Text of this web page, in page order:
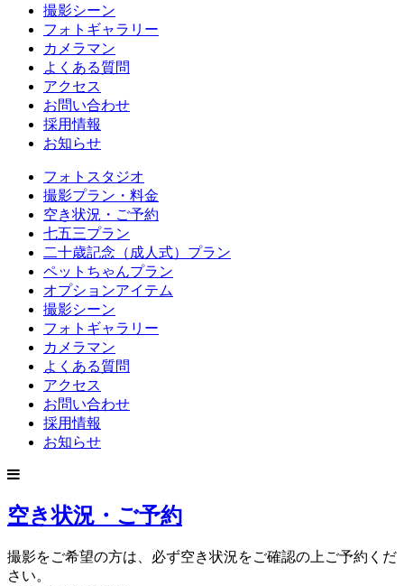
撮影シーン
フォトギャラリー
カメラマン
よくある質問
アクセス
お問い合わせ
採用情報
お知らせ
フォトスタジオ
撮影プラン・料金
空き状況・ご予約
七五三プラン
二十歳記念（成人式）プラン
ペットちゃんプラン
オプションアイテム
撮影シーン
フォトギャラリー
カメラマン
よくある質問
アクセス
お問い合わせ
採用情報
お知らせ
空き状況・ご予約
撮影をご希望の方は、必ず空き状況をご確認の上ご予約くだ
さい。